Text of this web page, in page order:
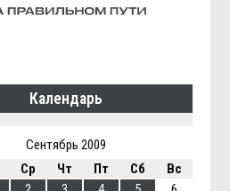
Календарь
Сентябрь 2009
Ср Чт Пт Сб
Вс